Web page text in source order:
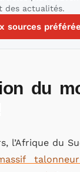
des actualités.
sources
du
l’Afrique du